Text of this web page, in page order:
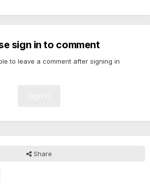
sign in to comment
to leave a comment after signing in
Share